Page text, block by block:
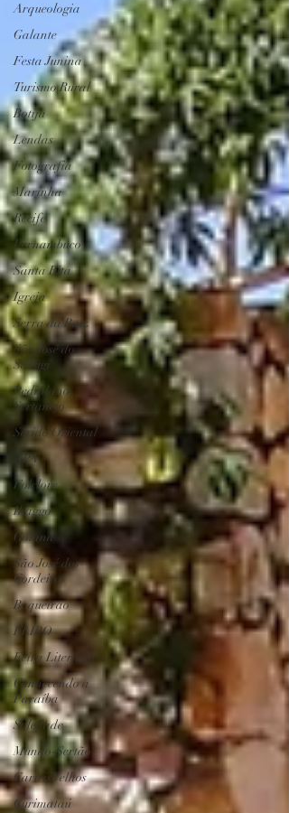
Arqueologia
Galante
Festa Junina
Turismo Rural
Botija
Lendas
Fotografia
Marinha
Recife
Pernambuco
Santa Rita
Igreja
Serra da Raiz
São José do
Sabugí
Pediplano
Sertanejo
Seridó Oriental
APA
Folclore
Ihaggo
Goiana
São José dos
Cordeiros
Boqueirão
FLIBO
Feira Literária
Conhecendo a
Paraíba
Soledade
Mundo-Sertão
Cariris Velhos
Curimataú